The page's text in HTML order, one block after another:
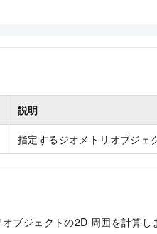
説明
指定するジオメトリオブジェ
ブジェクトの2D 周囲を計算し